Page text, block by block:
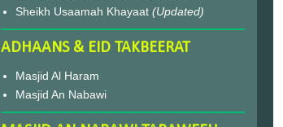
Sheikh Usaamah Khayaat (Updated)
ADHAANS & EID TAKBEERAT
Masjid Al Haram
Masjid An Nabawi